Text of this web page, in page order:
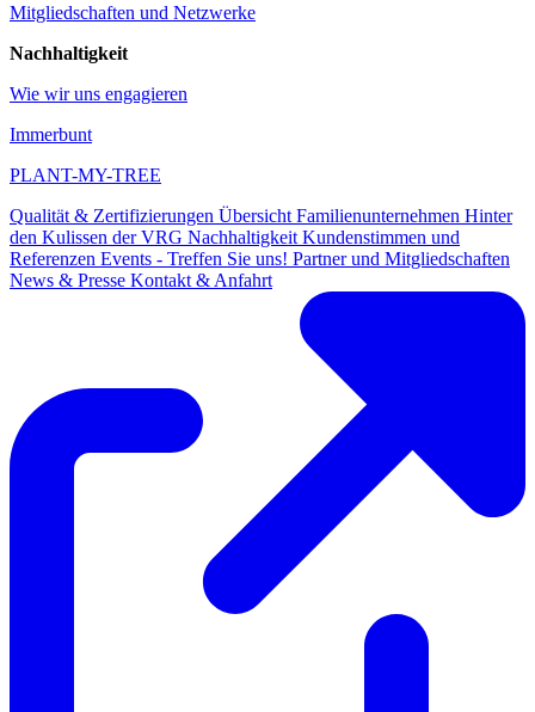
Mitgliedschaften und Netzwerke
Nachhaltigkeit
Wie wir uns engagieren
Immerbunt
PLANT-MY-TREE
Qualität & Zertifizierungen Übersicht Familienunternehmen Hinter
den Kulissen der VRG Nachhaltigkeit Kundenstimmen und
Referenzen Events - Treffen Sie uns! Partner und Mitgliedschaften
News & Presse Kontakt & Anfahrt